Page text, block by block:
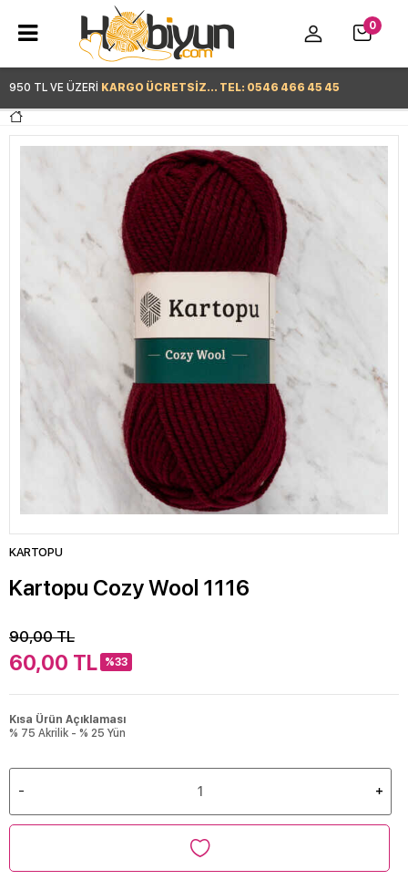
950 TL VE ÜZERİ KARGO ÜCRETSİZ... TEL: 0546 466 45 45
0
KARTOPU
Kartopu Cozy Wool 1116
90,00TL
60,00 TL %33
Kısa Ürün Açıklaması
% 75 Akrilik - % 25 Yün